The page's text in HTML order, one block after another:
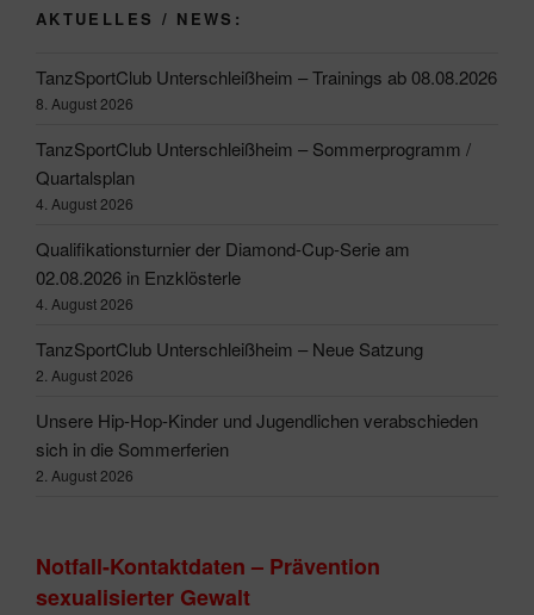
AKTUELLES / NEWS:
TanzSportClub Unterschleißheim – Trainings ab 08.08.2026
8. August 2026
TanzSportClub Unterschleißheim – Sommerprogramm /
Quartalsplan
4. August 2026
Qualifikationsturnier der Diamond-Cup-Serie am
02.08.2026 in Enzklösterle
4. August 2026
TanzSportClub Unterschleißheim – Neue Satzung
2. August 2026
Unsere Hip-Hop-Kinder und Jugendlichen verabschieden
sich in die Sommerferien
2. August 2026
Notfall-Kontaktdaten – Prävention
sexualisierter Gewalt